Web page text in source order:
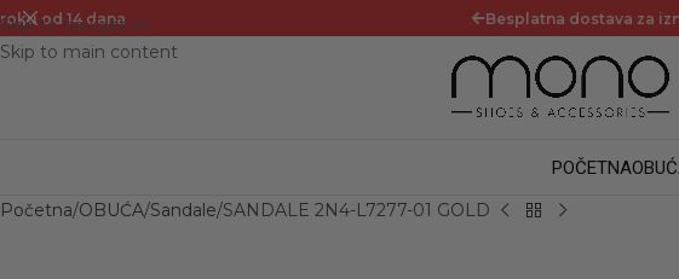
Skip to navigation
Skip to main content
POČETNA
Početna OBUĆA Sandale SANDALE 2N4-L7277-01 GOLD
14 dana Besplatna dostava za iznose